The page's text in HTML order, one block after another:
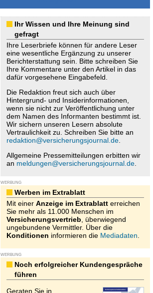
Ihr Wissen und Ihre Meinung sind
gefragt
Ihre Leserbriefe können für andere Leser
eine wesentliche Ergänzung zu unserer
Berichterstattung sein. Bitte schreiben Sie
Ihre Kommentare unter den Artikel in das
dafür vorgesehene Eingabefeld.
Die Redaktion freut sich auch über
Hintergrund- und Insiderinformationen,
wenn sie nicht zur Veröffentlichung unter
dem Namen des Informanten bestimmt ist.
Wir sichern unseren Lesern absolute
Vertraulichkeit zu. Schreiben Sie bitte an
redaktion@versicherungsjournal.de.
Allgemeine Pressemitteilungen erbitten wir
an meldungen@versicherungsjournal.de.
WERBUNG
Werben im Extrablatt
Mit einer Anzeige im Extrablatterreichen
Sie mehr als 11.000 Menschen im
Versicherungsvertrieb , überwiegend
ungebundene Vermittler. Über die
Konditionen informieren die Mediadaten
WERBUNG
Noch erfolgreicher Kundengespräche
führen
Geraten Sie in